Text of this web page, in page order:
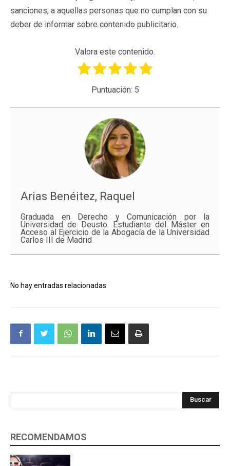
sanciones, a aquellas personas que no cumplan con su
deber de informar sobre contenido publicitario.
Valora este contenido.
Puntuación: 5
Arias Benéitez, Raquel
Graduada en Derecho y Comunicación por la
Universidad de Deusto. Estudiante del Máster en
Acceso al Ejercicio de la Abogacía de la Universidad
Carlos III de Madrid
No hay entradas relacionadas
Buscar
RECOMENDAMOS